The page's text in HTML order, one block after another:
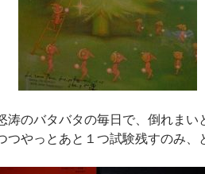
涛のバタバタの毎日で、倒れま
つやっとあと１つ試験残すのみ、